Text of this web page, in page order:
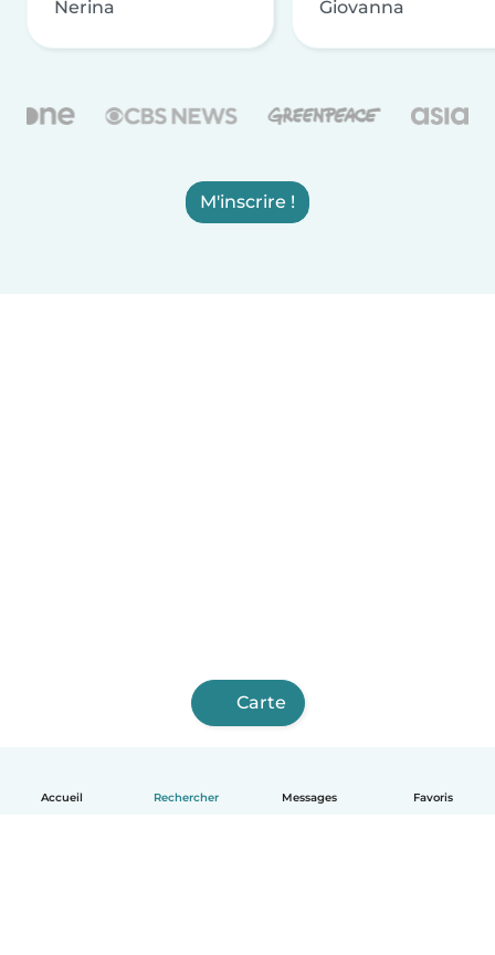
Accueil Rechercher Messages Favoris
Nerina Giovanna
M'inscrire !
Carte